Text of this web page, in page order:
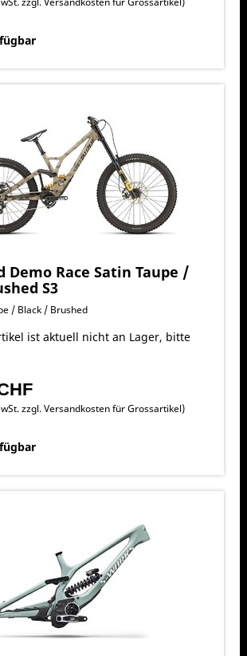
Demo Race Satin Taupe /
S3
/ Black / Brushed
ist aktuell nicht an Lager, bitte
zzgl.Versandkosten für Grossartikel)